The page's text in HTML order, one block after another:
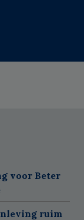
voor Beter
ruim